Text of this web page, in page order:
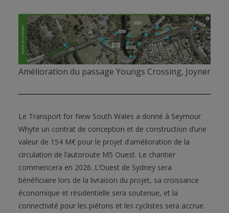
Amélioration du passage Youngs Crossing, Joyner
Le Transport for New South Wales a donné à Seymour
Whyte un contrat de conception et de construction d’une
valeur de 154 M€ pour le projet d’amélioration de la
circulation de l’autoroute M5 Ouest. Le chantier
commencera en 2026. L’Ouest de Sydney sera
bénéficiaire lors de la livraison du projet, sa croissance
économique et résidentielle sera soutenue, et la
connectivité pour les piétons et les cyclistes sera accrue.